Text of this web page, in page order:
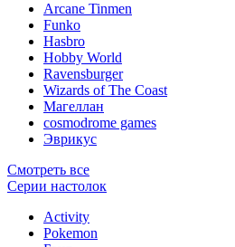
Arcane Tinmen
Funko
Hasbro
Hobby World
Ravensburger
Wizards of The Coast
Магеллан
сosmodrome games
Эврикус
Смотреть все
Серии настолок
Activity
Pokemon